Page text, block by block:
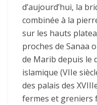
d’aujourd’hui, la
combinée à la
sur les hauts
proches de Sanaa
de Marib depuis le
islamique (VIIe
des palais des
fermes et greniers